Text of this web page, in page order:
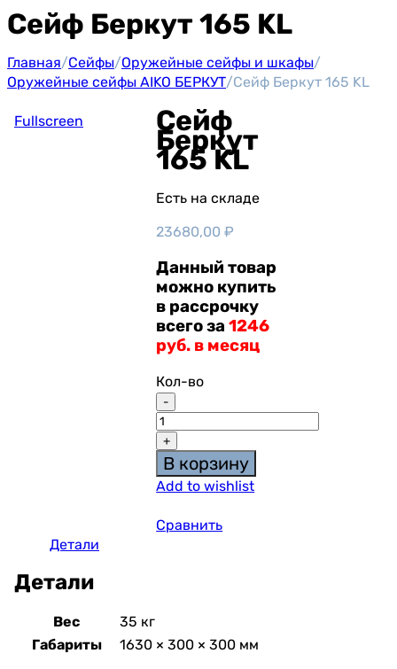
Сейф Беркут 165 KL
Главная/Сейфы/Оружейные сейфы и шкафы/
Оружейные сейфы AIKO БЕРКУТ/Сейф Беркут 165 KL
Fullscreen Сейф
Беркут
165 KL
Есть на складе
23680,00₽
Данный товар
можно купить
в рассрочку
всего за1246
руб. в месяц
Кол-во
В корзину
Add to wishlist
Сравнить
Детали
Детали
Вес
35 кг
Габариты
1630 × 300 × 300 мм